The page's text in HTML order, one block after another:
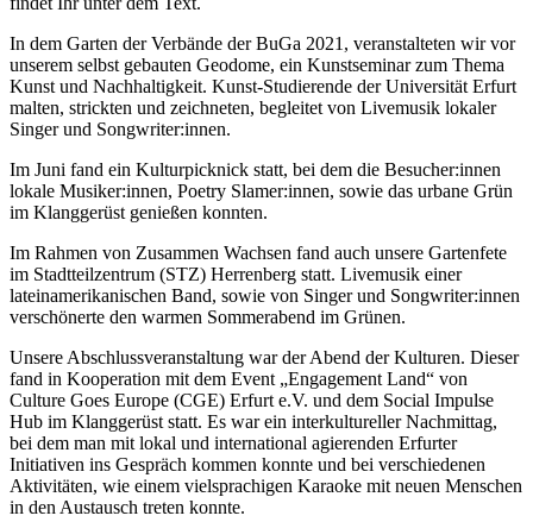
In dem Garten der Verbände der BuGa 2021, veranstalteten wir vor
unserem selbst gebauten Geodome, ein Kunstseminar zum Thema
Kunst und Nachhaltigkeit. Kunst-Studierende der Universität Erfurt
malten, strickten und zeichneten, begleitet von Livemusik lokaler
Singer und Songwriter:innen.
Im Juni fand ein Kulturpicknick statt, bei dem die Besucher:innen
lokale Musiker:innen, Poetry Slamer:innen, sowie das urbane Grün
im Klanggerüst genießen konnten.
Im Rahmen von Zusammen Wachsen fand auch unsere Gartenfete
im Stadtteilzentrum (STZ) Herrenberg statt. Livemusik einer
lateinamerikanischen Band, sowie von Singer und Songwriter:innen
verschönerte den warmen Sommerabend im Grünen.
Unsere Abschlussveranstaltung war der Abend der Kulturen. Dieser
fand in Kooperation mit dem Event „Engagement Land“ von
Culture Goes Europe (CGE) Erfurt e.V. und dem Social Impulse
Hub im Klanggerüst statt. Es war ein interkultureller Nachmittag,
bei dem man mit lokal und international agierenden Erfurter
Initiativen ins Gespräch kommen konnte und bei verschiedenen
Aktivitäten, wie einem vielsprachigen Karaoke mit neuen Menschen
in den Austausch treten konnte.